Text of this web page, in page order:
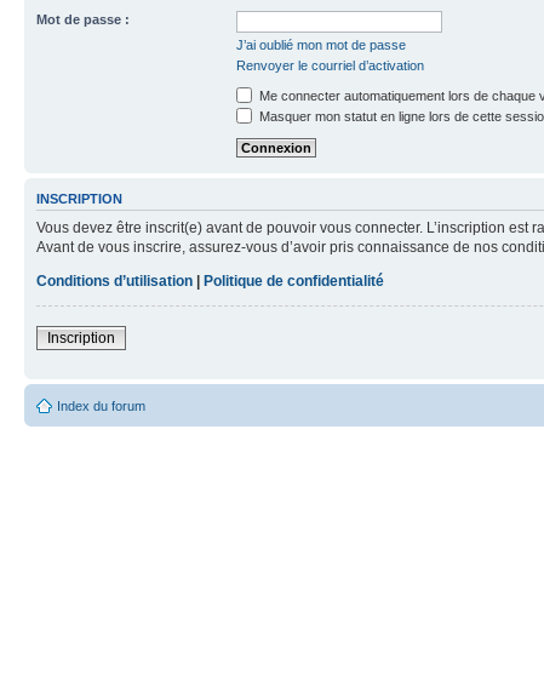
Mot de passe :
J’ai oublié mon mot de passe
Renvoyer le courriel d’activation
Me connecter automatiquement lors de chaque
Masquer mon statut en ligne lors de cette
INSCRIPTION
Vous devez être inscrit(e) avant de pouvoir vous connecter. L’inscription
Avant de vous inscrire, assurez-vous d’avoir pris connaissance de nos
Conditions d’utilisation | Politique de confidentialité
Inscription
Index du forum